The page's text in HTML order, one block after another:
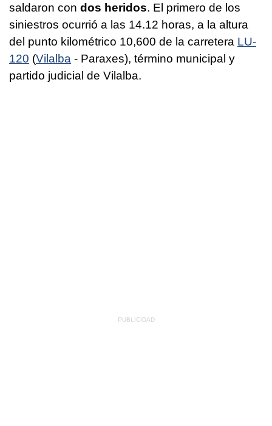
saldaron con dos heridos. El primero de los
siniestros ocurrió a las 14.12 horas, a la altura
del punto kilométrico 10,600 de la carretera LU-
120 (Vilalba - Paraxes), término municipal y
partido judicial de Vilalba.